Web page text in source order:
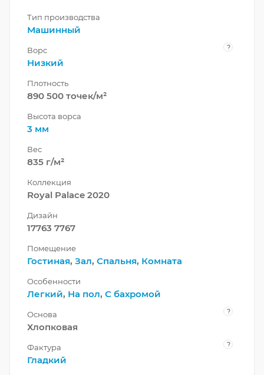
Тип производства
Машинный
Ворс ?
Низкий
Плотность
890 500 точек/м²
Высота ворса
3 мм
Вес
835 г/м²
Коллекция
Royal Palace 2020
Дизайн
17763 7767
Помещение
Гостиная, Зал, Спальня, Комната
Особенности
Легкий, На пол, С бахромой
Основа ?
Хлопковая
Фактура ?
Гладкий